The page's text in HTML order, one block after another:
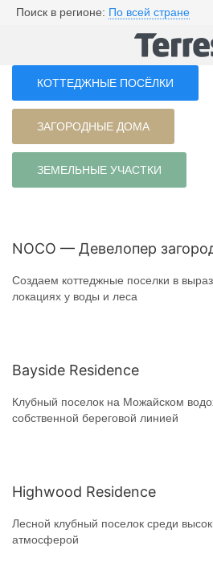
Поиск в регионе: По всей стране
КОТТЕДЖНЫЕ ПОСЁЛКИ
ЗАГОРОДНЫЕ ДОМА
ЗЕМЕЛЬНЫЕ УЧАСТКИ
NOCO — Девелопер
Создаем коттеджные поселки в
локациях у воды и леса
Bayside Residence
Клубный поселок на Можайском
собственной береговой линией
Highwood Residence
Лесной клубный поселок среди
атмосферой